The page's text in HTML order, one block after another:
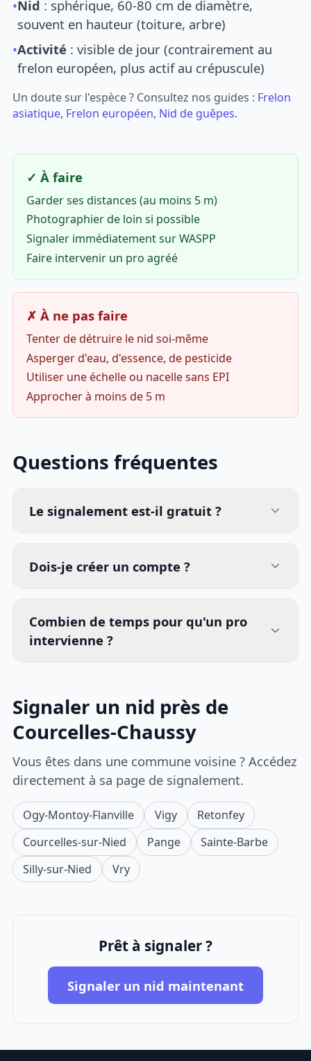
•Nid : sphérique, 60-80 cm de diamètre,
souvent en hauteur (toiture, arbre)
•Activité : visible de jour (contrairement au
frelon européen, plus actif au crépuscule)
Un doute sur l'espèce ? Consultez nos guides : Frelon
asiatique, Frelon européen, Nid de guêpes.
✓ À faire
Garder ses distances (au moins 5 m)
Photographier de loin si possible
Signaler immédiatement sur WASPP
Faire intervenir un pro agréé
✗ À ne pas faire
Tenter de détruire le nid soi-même
Asperger d'eau, d'essence, de pesticide
Utiliser une échelle ou nacelle sans EPI
Approcher à moins de 5 m
Questions fréquentes
Le signalement est-il gratuit ?
Dois-je créer un compte ?
Combien de temps pour qu'un pro
intervienne ?
Signaler un nid près de
Courcelles-Chaussy
Vous êtes dans une commune voisine ? Accédez
directement à sa page de signalement.
Ogy-Montoy-Flanville Vigy
Retonfey
Courcelles-sur-Nied
Pange
Sainte-Barbe
Silly-sur-Nied
Vry
Prêt à signaler ?
Signaler un nid maintenant